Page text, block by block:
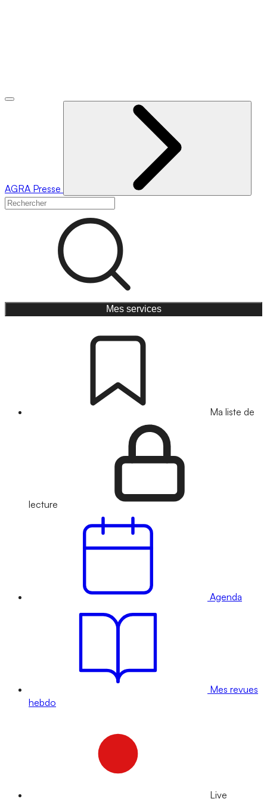
AGRA Presse
Mes services
Ma liste de
lecture
Agenda
Mes revues
hebdo
Live